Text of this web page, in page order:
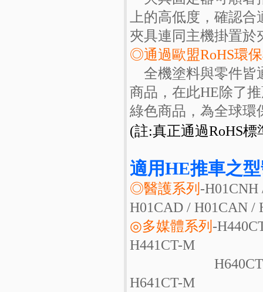
上的高低度，確認
夾具連同主機掛置於
◎通過歐盟RoHS環
全機塗料與零件皆
商品，在此HE除了
綠色商品，為全球環
(註:真正通過RoHS
適用HE推車之
◎醫護系列 -H01CNH
H01CAD / H01CAN /
◎多媒體系列 -
H441CT-M
H640CT /
H641CT-M